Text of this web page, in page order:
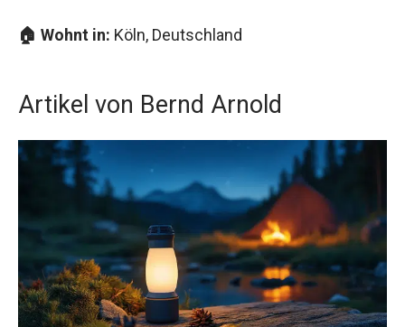
🏠 Wohnt in: Köln, Deutschland
Artikel von Bernd Arnold